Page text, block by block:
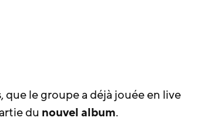
, que le groupe a déjà jouée en live
du nouvel album.